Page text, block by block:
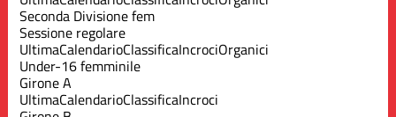
Seconda Divisione fem
Sessione regolare
UltimaCalendarioClassificaIncrociOrganici
Under-16 femminile
Girone A
UltimaCalendarioClassificaIncroci